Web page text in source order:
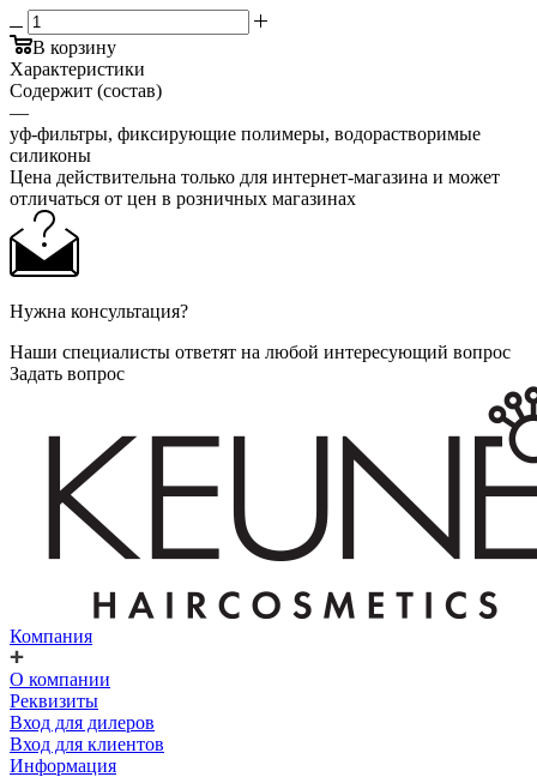
В корзину
Характеристики
Содержит (состав)
—
уф-фильтры, фиксирующие полимеры, водорастворимые
силиконы
Цена действительна только для интернет-магазина и может
отличаться от цен в розничных магазинах
Нужна консультация?
Наши специалисты ответят на любой интересующий вопрос
Задать вопрос
Компания
О компании
Реквизиты
Вход для дилеров
Вход для клиентов
Информация